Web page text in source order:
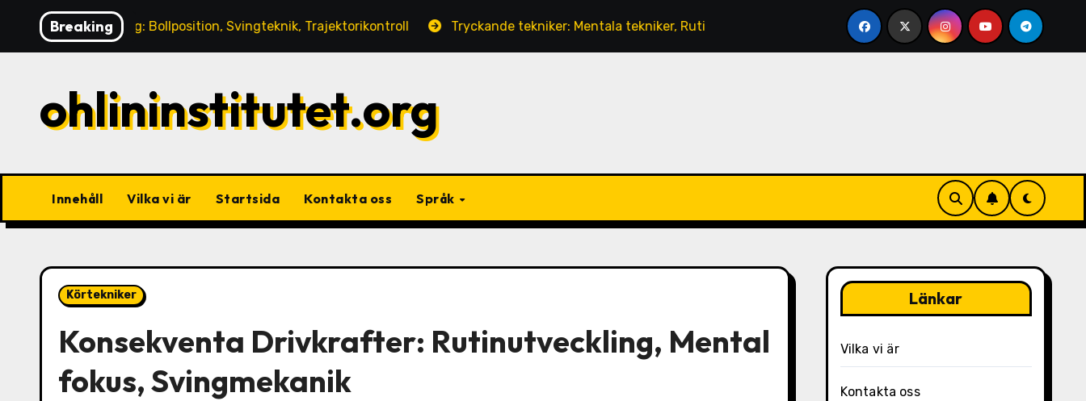
content
Breaking
Låga slag: Bollposition, Svingteknik, Trajektorikontroll Tryckande tekniker: Mentala tekniker, Rutinkonsistens, Visualisering Nedförsputtningstekniker:
ohlininstitutet.org
Innehåll Vilka vi är Startsida Kontakta oss Språk
Körtekniker
Konsekventa Drivkrafter: Rutinutveckling, Mental
fokus, Svingmekanik
Länkar
Vilka vi är
Kontakta oss